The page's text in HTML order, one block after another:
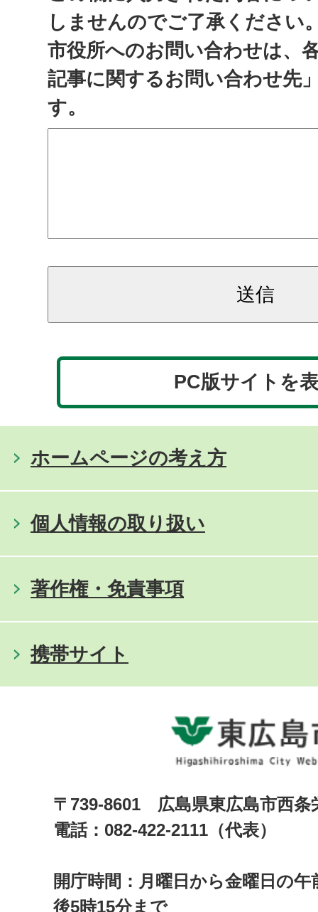
しませんのでご了承ください
市役所へのお問い合わせは、
記事に関するお問い合わせ先
す。
PC版サイトを
ホームページの考え方
個人情報の取り扱い
著作権・免責事項
携帯サイト
〒739-8601 広島県東広島市西
電話：082-422-2111（代表）
開庁時間：月曜日から金曜日の午
後5時15分まで